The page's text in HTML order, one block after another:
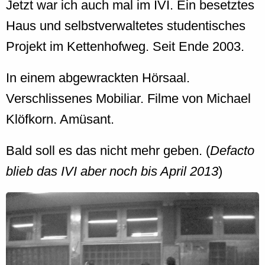
Jetzt war ich auch mal im IVI. Ein besetztes
Haus und selbstverwaltetes studentisches
Projekt im Kettenhofweg. Seit Ende 2003.
In einem abgewrackten Hörsaal.
Verschlissenes Mobiliar. Filme von Michael
Klöfkorn. Amüsant.
Bald soll es das nicht mehr geben. (Defacto
blieb das IVI aber noch bis April 2013)